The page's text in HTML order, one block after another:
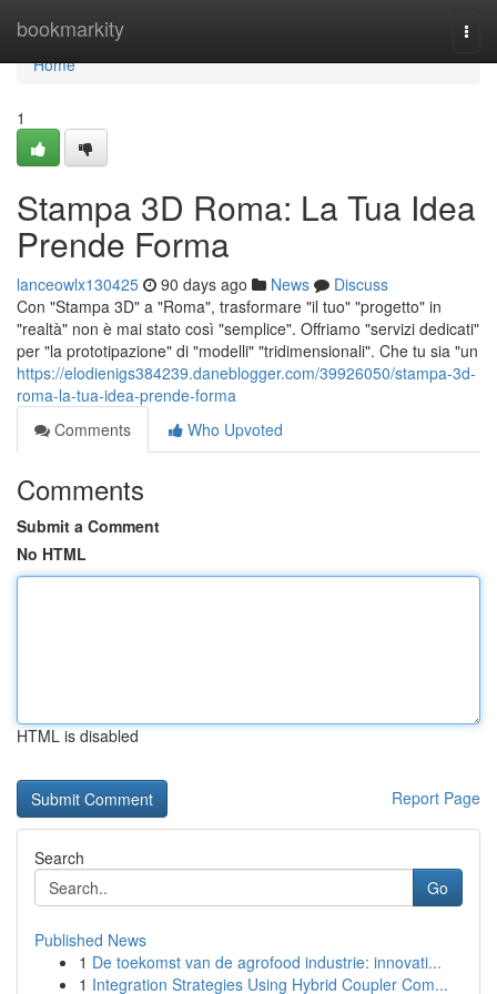
bookmarkity
Home
Home
1
Stampa 3D Roma: La Tua Idea
Prende Forma
lanceowlx130425 90 days ago News
Discuss
Con "Stampa 3D" a "Roma", trasformare "il tuo" "progetto" in
"realtà" non è mai stato così "semplice". Offriamo "servizi dedicati"
per "la prototipazione" di "modelli" "tridimensionali". Che tu sia "un
https://elodienigs384239.daneblogger.com/39926050/stampa-3d-
roma-la-tua-idea-prende-forma
Comments
Who Upvoted
Comments
Submit a Comment
No HTML
HTML is disabled
Report Page
Search
Go
Published News
1 De toekomst van de agrofood industrie: innovati...
1 Integration Strategies Using Hybrid Coupler Com...